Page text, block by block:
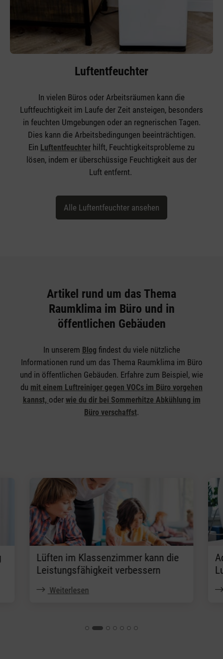
Luftentfeuchter
In vielen Büros oder Arbeitsräumen kann die
Luftfeuchtigkeit im Laufe der Zeit ansteigen, besonders
in feuchten Umgebungen oder an regnerischen Tagen.
Dies kann die Arbeitsbedingungen beeinträchtigen.
Ein Luftentfeuchter hilft, Feuchtigkeitsprobleme zu
lösen, indem er überschüssige Feuchtigkeit aus der
Luft entfernt.
Alle Luftentfeuchter ansehen
Artikel rund um das Thema
Raumklima im Büro und in
öffentlichen Gebäuden
In unserem Blog findest du viele nützliche
Informationen rund um das Thema Raumklima im Büro
und in öffentlichen Gebäuden. Erfahre zum Beispiel, wie
du mit einem Luftreiniger gegen VOCs im Büro vorgehen
kannst, oder wie du dir bei Sommerhitze Abkühlung im
Büro verschaffst.
Lüften im Klassenzimmer kann die
Leistungsfähigkeit verbessern
Weiterlesen